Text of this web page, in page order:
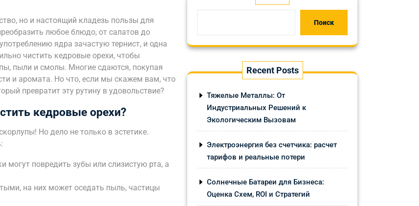
но и настоящий кладезь пользы для
любое блюдо, от салатов до
ядра зачастую тернист, и одна
чистить кедровые орехи, чтобы
пыли и смолы. Многие сдаются, покупая
и аромата. Но что, если мы скажем вам, что
превратит эту рутину в удовольствие?
кедровые орехи?
Но дело не только в эстетике.
повредить зубы или слизистую рта, а
на них может оседать пыль, частицы
Поиск
Recent Posts
Тяжелые Металлы: От
Индустриальных Решений к
Экологическим Вызовам
Электроэнергия без счетчика: расчет
тарифов и реальные потери
Солнечные Батареи для Бизнеса:
Оценка Схем, ROI и Стратегий